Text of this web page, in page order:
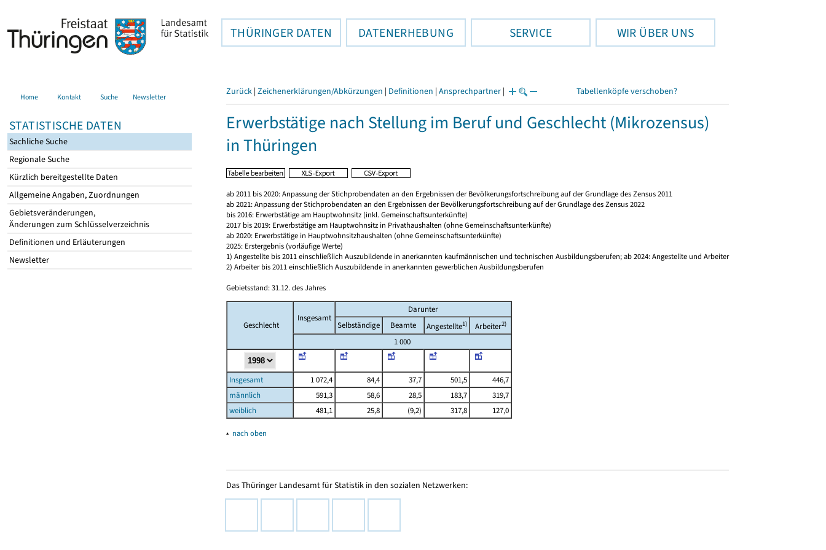
THÜRINGER DATEN DATENERHEBUNG SERVICE WIR ÜBER UNS
Home Kontakt Suche Newsletter
STATISTISCHE DATEN
Sachliche Suche
Regionale Suche
Kürzlich bereitgestellte Daten
Allgemeine Angaben, Zuordnungen
Gebietsveränderungen,
Änderungen zum Schlüsselverzeichnis
Definitionen und Erläuterungen
Newsletter
Zurück | Zeichenerklärungen/Abkürzungen | Definitionen | Ansprechpartner | Tabellenköpfe verschoben?
Erwerbstätige nach Stellung im Beruf und Geschlecht (Mikrozensus)
in Thüringen
ab 2011 bis 2020: Anpassung der Stichprobendaten an den Ergebnissen der Bevölkerungsfortschreibung auf der Grundlage des Zensus 2011
ab 2021: Anpassung der Stichprobendaten an den Ergebnissen der Bevölkerungsfortschreibung auf der Grundlage des Zensus 2022
bis 2016: Erwerbstätige am Hauptwohnsitz (inkl. Gemeinschaftsunterkünfte)
2017 bis 2019: Erwerbstätige am Hauptwohnsitz in Privathaushalten (ohne Gemeinschaftsunterkünfte)
ab 2020: Erwerbstätige in Hauptwohnsitzhaushalten (ohne Gemeinschaftsunterkünfte)
2025: Erstergebnis (vorläufige Werte)
1) Angestellte bis 2011 einschließlich Auszubildende in anerkannten kaufmännischen und technischen Ausbildungsberufen; ab 2024: Angestellte und Arbeiter
2) Arbeiter bis 2011 einschließlich Auszubildende in anerkannten gewerblichen Ausbildungsberufen
Gebietsstand: 31.12. des Jahres
Geschlecht
Insgesamt
Darunter
Selbständige
Beamte Angestellte1) Arbeiter2)
1 000
Insgesamt 1 072,4 84,4 37,7 501,5
446,7
männlich
591,3 58,6 28,5 183,7
319,7
weiblich
481,1 25,8 (9,2) 317,8 127,0
▴ nach oben
Das Thüringer Landesamt für Statistik in den sozialen Netzwerken: